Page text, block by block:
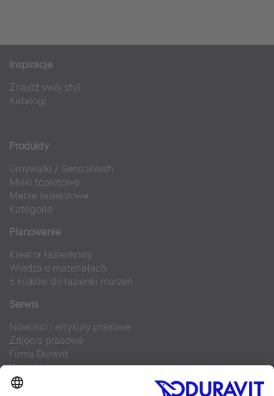
Inspiracje
Znajdź swój styl
Katalogi
Produkty
Umywalki / SensoWash
Miski toaletowe
Meble łazienkowe
Kategorie
Planowanie
Kreator łazienkowy
Wiedza o materiałach
5 kroków do łazienki marzeń
Serwis
Nowości i artykuły prasowe
Zdjęcia prasowe
Firma Duravit
Kontakt
Najczęściej zadawane pytania